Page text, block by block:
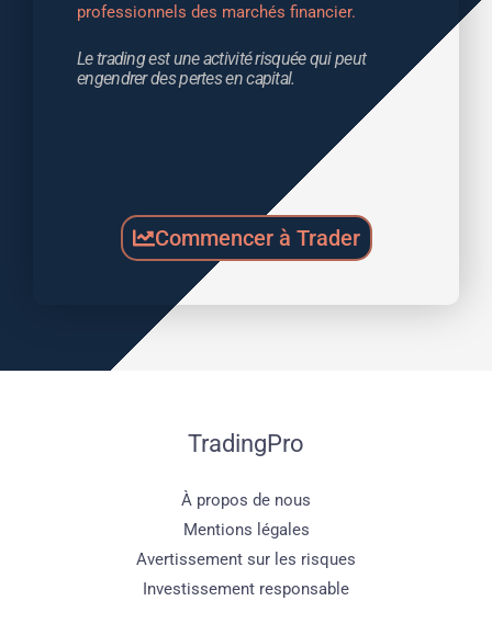
professionnels des marchés financier.
Le trading est une activité risquée qui peut
engendrer des pertes en capital.
Commencer à Trader
TradingPro
À propos de nous
Mentions légales
Avertissement sur les risques
Investissement responsable